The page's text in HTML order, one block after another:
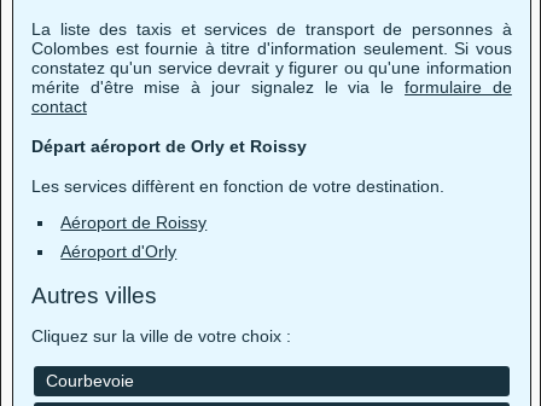
La liste des taxis et services de transport de personnes à
Colombes est fournie à titre d'information seulement. Si vous
constatez qu'un service devrait y figurer ou qu'une information
mérite d'être mise à jour signalez le via leformulaire de
contact
Départ aéroport de Orly et Roissy
Les services diffèrent en fonction de votre destination.
Aéroport de Roissy
Aéroport d'Orly
Autres villes
Cliquez sur la ville de votre choix :
Courbevoie